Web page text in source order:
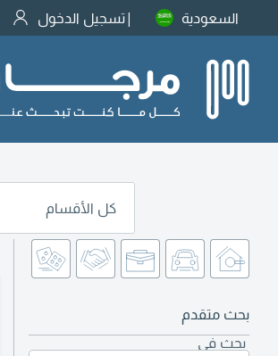
السعودية تسجيل الدخول
كل الأقسام
بحث متقدم
بحث في